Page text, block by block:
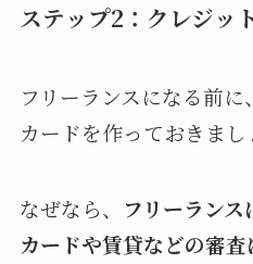
ステップ2：クレジッ
フリーランスになる前
カードを作っておきまし
なぜなら、
フリーラン
カードや賃貸などの審